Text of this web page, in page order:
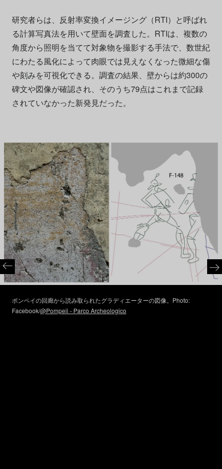
研究者らは、反射率変換イメージング（RTI）と呼ばれ
る計算写真法を用いて壁面を調査した。RTIは、複数の
角度から照明を当てて対象物を撮影する手法で、数世紀
にわたる風化によって肉眼では見えなくなった微細な傷
や刻みを可視化できる。調査の結果、壁からは約300の
碑文や図像が確認され、そのうち79点はこれまで記録
されていなかった新発見だった。
ポンペイの回廊から読み取られたグラディエーターの図像。Photo:
Facebook/@Pompeii - Parco Archeologico